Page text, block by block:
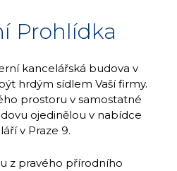
Prohlídka
kancelářská budova v
hrdým sídlem Vaší firmy.
prostoru v samostatné
ojedinělou v nabídce
v Praze 9.
z pravého přírodního